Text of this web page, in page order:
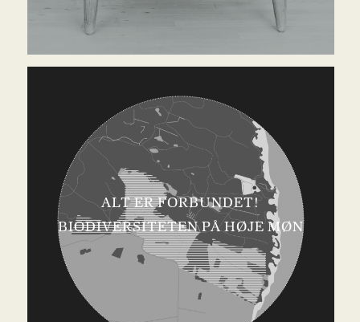
ALT ER FORBUNDET!
BIODIVERSITETEN PÅ HØJE MØN